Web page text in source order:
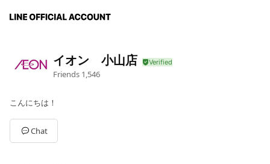
イオン 小山店
Friends 1,546
こんにちは！
Chat